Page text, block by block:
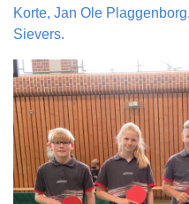
Korte, Jan Ole
Sievers.